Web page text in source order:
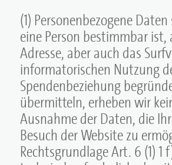
(1) Personenbezogene
eine Person bestimmbar
Adresse, aber auch das
informatorischen Nutzung
Spendenbeziehung
übermitteln, erheben wir
Ausnahme der Daten, die
Besuch der Website zu
Rechtsgrundlage Art. 6 (1) 1